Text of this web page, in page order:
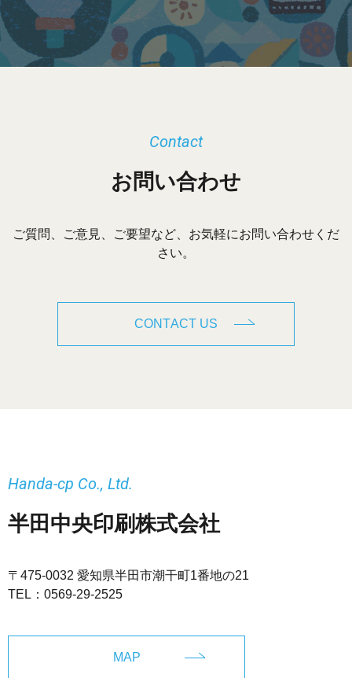
ブ
お問い合わせ
Contact
ご質問、ご意見、ご要望など、お気軽にお問い合わせくだ
さい。
CONTACT US
半田中央印刷株式会社
Handa-cp Co., Ltd.
〒475-0032 愛知県半田市潮干町1番地の21
TEL： 0569-29-2525
MAP